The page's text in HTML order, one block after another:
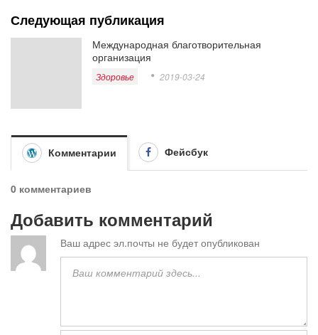
Следующая публикация
Международная благотворительная
организация
Здоровье 2019-03-24
Комментарии Фейсбук
0 комментариев
Добавить комментарий
Ваш адрес эл.почты не будет опубликован